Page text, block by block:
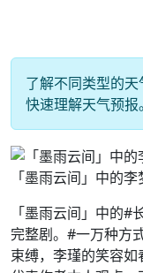
了解不同类型的
快速理解天气预
「墨雨云间」中的
「墨雨云间」中的
完整剧。#一万种方
束缚，李瑾的笑容